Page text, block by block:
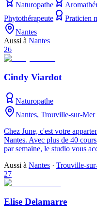
Naturopathe
Phytothérapeute
Praticien
Nantes
Aussi à Nantes
26
Cindy Viardot
Naturopathe
Nantes, Trouville-sur-Mer
Chez June, c'est votre
Nantes. Avec plus de 40
par semaine, le studio vous
Aussi à Nantes · Trouville-
27
Elise Delamarre